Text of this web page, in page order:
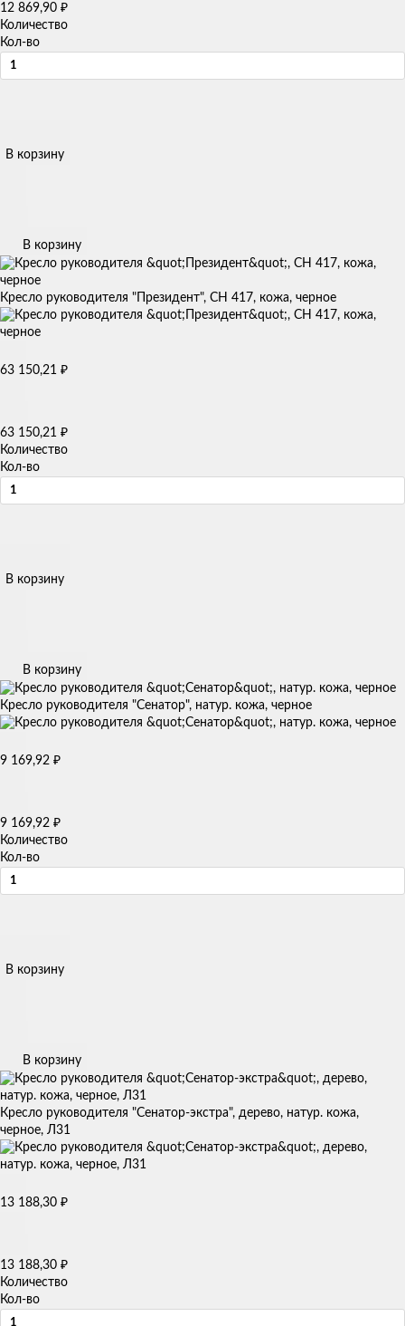
12 869,90 ₽
Количество
Кол-во
В корзину
В корзину
Кресло руководителя "Президент", СН 417, кожа, черное
63 150,21 ₽
63 150,21 ₽
Количество
Кол-во
В корзину
В корзину
Кресло руководителя "Сенатор", натур. кожа, черное
9 169,92 ₽
9 169,92 ₽
Количество
Кол-во
В корзину
В корзину
Кресло руководителя "Сенатор-экстра", дерево, натур. кожа,
черное, Л31
13 188,30 ₽
13 188,30 ₽
Количество
Кол-во